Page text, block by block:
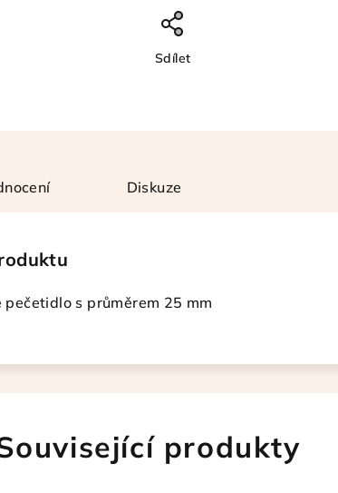
Sdílet
Diskuze
s průměrem 25 mm
produkty